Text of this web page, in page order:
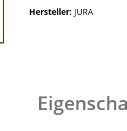
Hersteller: JURA